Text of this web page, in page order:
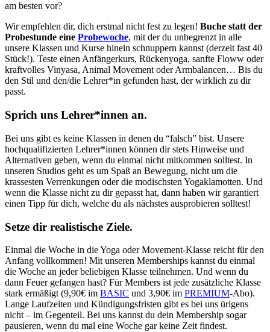
am besten vor?
Wir empfehlen dir, dich erstmal nicht fest zu legen! Buche statt der
Probestunde eine Probewoche, mit der du unbegrenzt in alle
unsere Klassen und Kurse hinein schnuppern kannst (derzeit fast 40
Stück!). Teste einen Anfängerkurs, Rückenyoga, sanfte Floww oder
kraftvolles Vinyasa, Animal Movement oder Armbalancen… Bis du
den Stil und den/die Lehrer*in gefunden hast, der wirklich zu dir
passt.
Sprich uns Lehrer*innen an.
Bei uns gibt es keine Klassen in denen du “falsch” bist. Unsere
hochqualifizierten Lehrer*innen können dir stets Hinweise und
Alternativen geben, wenn du einmal nicht mitkommen solltest. In
unseren Studios geht es um Spaß an Bewegung, nicht um die
krassesten Verrenkungen oder die modischsten Yogaklamotten. Und
wenn die Klasse nicht zu dir gepasst hat, dann haben wir garantiert
einen Tipp für dich, welche du als nächstes ausprobieren solltest!
Setze dir realistische Ziele.
Einmal die Woche in die Yoga oder Movement-Klasse reicht für den
Anfang vollkommen! Mit unseren Memberships kannst du einmal
die Woche an jeder beliebigen Klasse teilnehmen. Und wenn du
dann Feuer gefangen hast? Für Members ist jede zusätzliche Klasse
stark ermäßigt (9,90€ im BASIC und 3,90€ im PREMIUM-Abo).
Lange Laufzeiten und Kündigungsfristen gibt es bei uns ürigens
nicht – im Gegenteil. Bei uns kannst du dein Membership sogar
pausieren, wenn du mal eine Woche gar keine Zeit findest.